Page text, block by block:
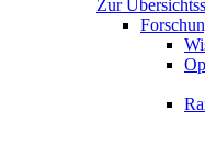
Zur